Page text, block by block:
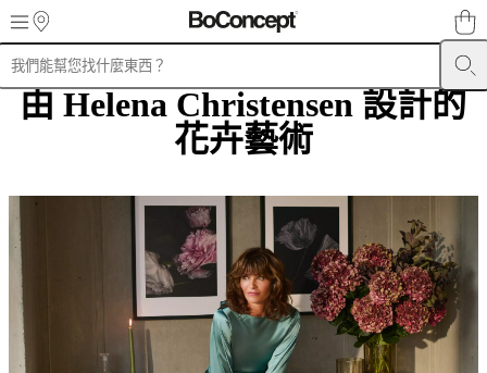
Skip to main content
椅
餐
桌
收
納
系
由 Helena Christensen 設計的
花卉藝術